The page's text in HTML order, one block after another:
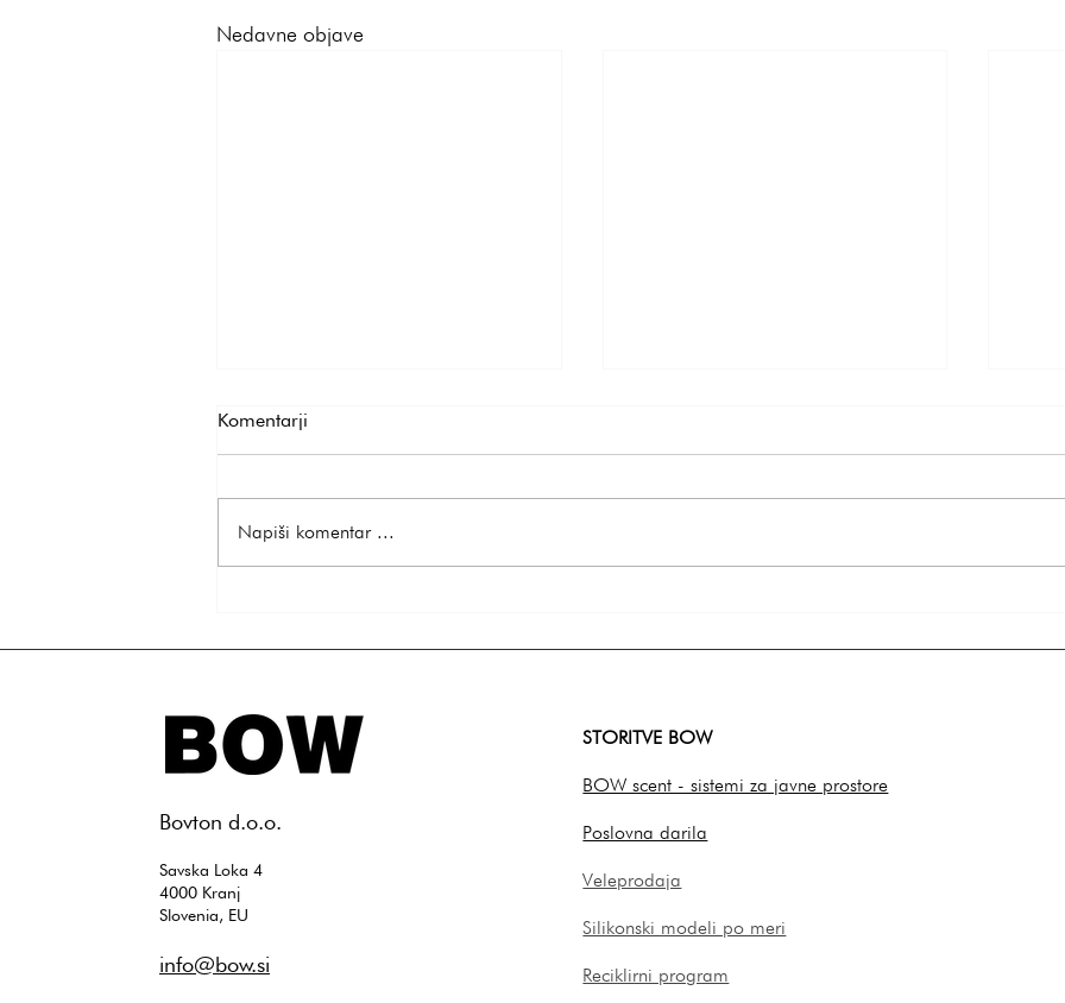
Nedavne objave
kako jih odpraviti
njihovo življenjsko dobo?
Komentarji
Napiši komentar ...
​Bovton d.o.o.
Savska Loka 4
4000 Kranj
Slovenia, EU
info@bow.si
STORITVE BOW
BOW scent - sistemi za javne prostore
Poslovna darila
Veleprodaja
Silikonski modeli po meri
Reciklirni program